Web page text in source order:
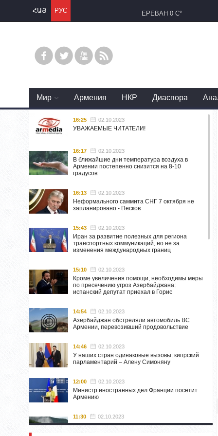
ՀԱՅ РУС ЕРЕВАН 0 C°
Mир Армения НКР Диаспора
16:25 02.10.2023
УВАЖАЕМЫЕ ЧИТАТЕЛИ!
16:17 02.10.2023
В ближайшие дни температура воздуха в
Армении постепенно снизится на 8-10
градусов
16:13 02.10.2023
Неформального саммита СНГ 7 октября не
запланировано - Песков
15:43 02.10.2023
Иран за развитие полезных для региона
транспортных коммуникаций, но не за
изменения международных границ
15:10 02.10.2023
Кроме увеличения помощи, необходимы меры
по пресечению угроз Азербайджана:
испанский депутат приехал в Горис
14:54 02.10.2023
Азербайджан обстреляли автомобиль ВС
Армении, перевозивший продовольствие
14:46 02.10.2023
У наших стран одинаковые вызовы: кипрский
парламентарий – Алену Симоняну
12:00 02.10.2023
Министр иностранных дел Франции посетит
Армению
11:30 02.10.2023
Самвел Шахраманян и группа ответственных